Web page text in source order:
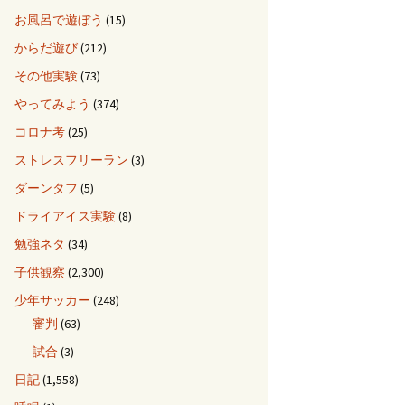
お風呂で遊ぼう (15)
からだ遊び(212)
その他実験(73)
やってみよう (374)
コロナ考(25)
ストレスフリーラン (3)
ダーンタフ (5)
ドライアイス実験(8)
勉強ネタ (34)
子供観察 (2,300)
少年サッカー (248)
審判 (63)
試合 (3)
日記(1,558)